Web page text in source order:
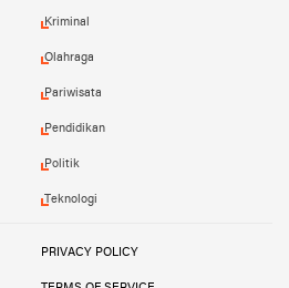
Kriminal
Olahraga
Pariwisata
Pendidikan
Politik
Teknologi
PRIVACY POLICY